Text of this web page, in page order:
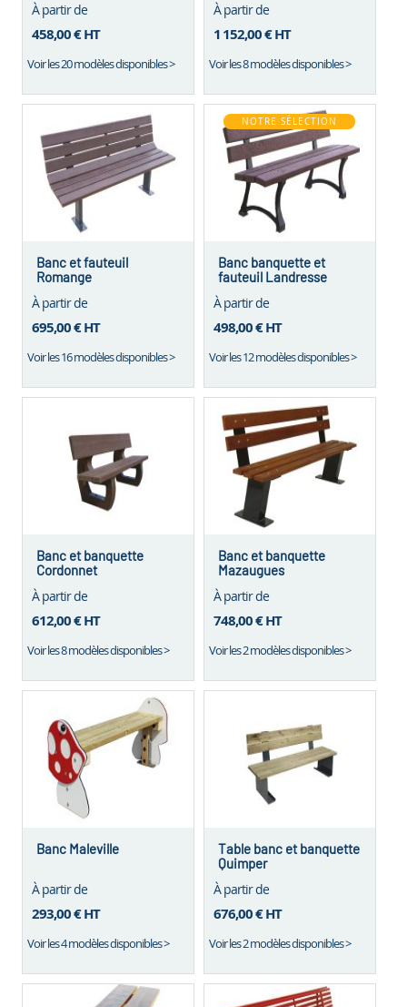
À partir de
458,00 €HT
Voir les 20 modèles disponibles >
À partir de
1 152,00 €HT
Voir les 8 modèles disponibles >
Banc et fauteuil
Romange
À partir de
695,00 €HT
Voir les 16 modèles disponibles >
NOTRE SÉLECTION
Banc banquette et
fauteuil Landresse
À partir de
498,00 €HT
Voir les 12 modèles disponibles >
Banc et banquette
Cordonnet
À partir de
612,00 €HT
Voir les 8 modèles disponibles >
Banc et banquette
Mazaugues
À partir de
748,00 €HT
Voir les 2 modèles disponibles >
Banc Maleville
À partir de
293,00 €HT
Voir les 4 modèles disponibles >
Table banc et banquette
Quimper
À partir de
676,00 €HT
Voir les 2 modèles disponibles >